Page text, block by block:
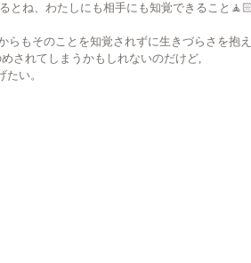
とね、わたしにも相手にも知覚できること
らもそのことを知覚されずに生きづらさを抱
されてしまうかもしれないのだけど,
い。